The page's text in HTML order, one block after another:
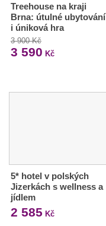
Treehouse na kraji
Brna: útulné ubytování
i úniková hra
3 900 Kč
3 590 Kč
5* hotel v polských
Jizerkách s wellness a
jídlem
2 585 Kč